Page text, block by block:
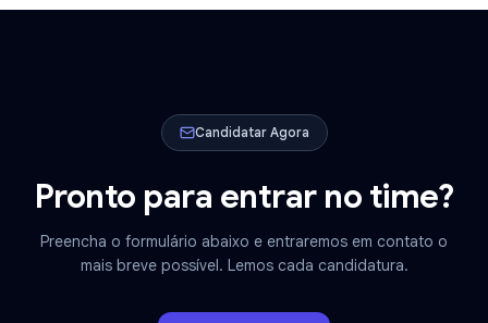
Candidatar Agora
Pronto para entrar no time?
Preencha o formulário abaixo e entraremos em contato o
mais breve possível. Lemos cada candidatura.